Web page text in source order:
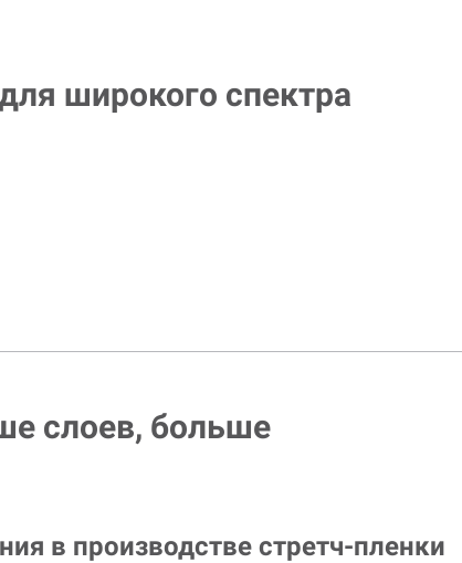
широкого спектра
слоев, больше
в производстве стретч-пленки